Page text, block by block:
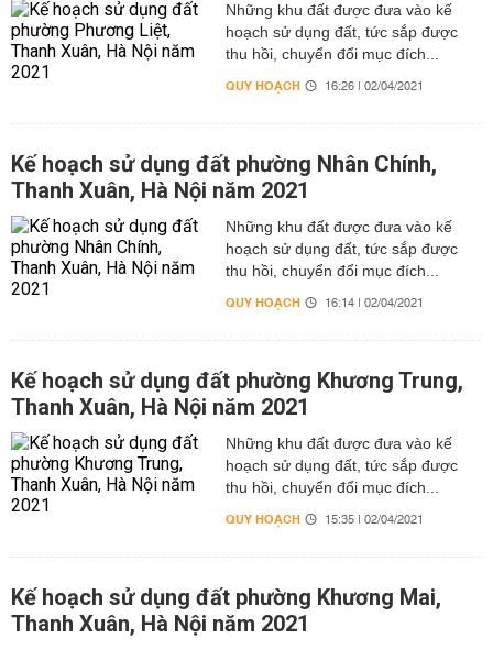
Những khu đất được đưa vào kế
hoạch sử dụng đất, tức sắp được
thu hồi, chuyển đổi mục đích...
QUY HOẠCH 16:26 | 02/04/2021
Kế hoạch sử dụng đất phường Nhân Chính,
Thanh Xuân, Hà Nội năm 2021
Những khu đất được đưa vào kế
hoạch sử dụng đất, tức sắp được
thu hồi, chuyển đổi mục đích...
QUY HOẠCH 16:14 | 02/04/2021
Kế hoạch sử dụng đất phường Khương Trung,
Thanh Xuân, Hà Nội năm 2021
Những khu đất được đưa vào kế
hoạch sử dụng đất, tức sắp được
thu hồi, chuyển đổi mục đích...
QUY HOẠCH 15:35 | 02/04/2021
Kế hoạch sử dụng đất phường Khương Mai,
Thanh Xuân, Hà Nội năm 2021